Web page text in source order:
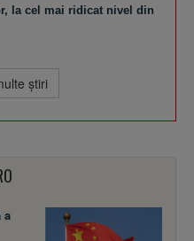
la cel mai ridicat nivel din
ştiri
a